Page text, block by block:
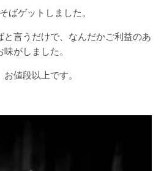
ばゲットしました。
と言うだけで、なんだかご利益のあ
味がしました。
お値段以上です。